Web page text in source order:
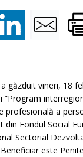
găzduit vineri, 18
”Program
profesională a
din Fondul Social
Sectorial
este